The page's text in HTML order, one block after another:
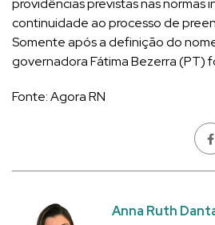
providências previstas nas normas
continuidade ao processo de
Somente após a definição do
governadora Fátima Bezerra (PT)
Fonte: Agora RN
Anna Ruth